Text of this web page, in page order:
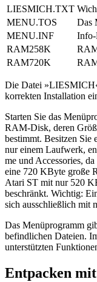
LIESMICH.TXT
MENU.TOS
Das
MENU.INF
Info-
RAM258K
RAM720K
Die Datei
korrekten Installation
Starten Sie das
RAM-Disk, deren
bestimmt. Besitzen Sie
nur einem Laufwerk,
me und Accessories,
eine 720 KByte große
Atari ST mit nur 520
beschränkt. Wichtig:
sich ausschließlich mit
Das Menüprogramm
befindlichen Dateien.
unterstützten
Entpacken